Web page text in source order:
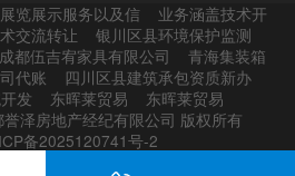
览展示服务以及信
业务涵盖技术开
交流转让
银川区县环境保护监测
成都伍吉宥家具有限公司
青海集装箱
代账
四川区县建筑承包资质新办
发
东晖莱贸易
东晖莱贸易
泽房地产经纪有限公司 版权所有
备2025120741号-2